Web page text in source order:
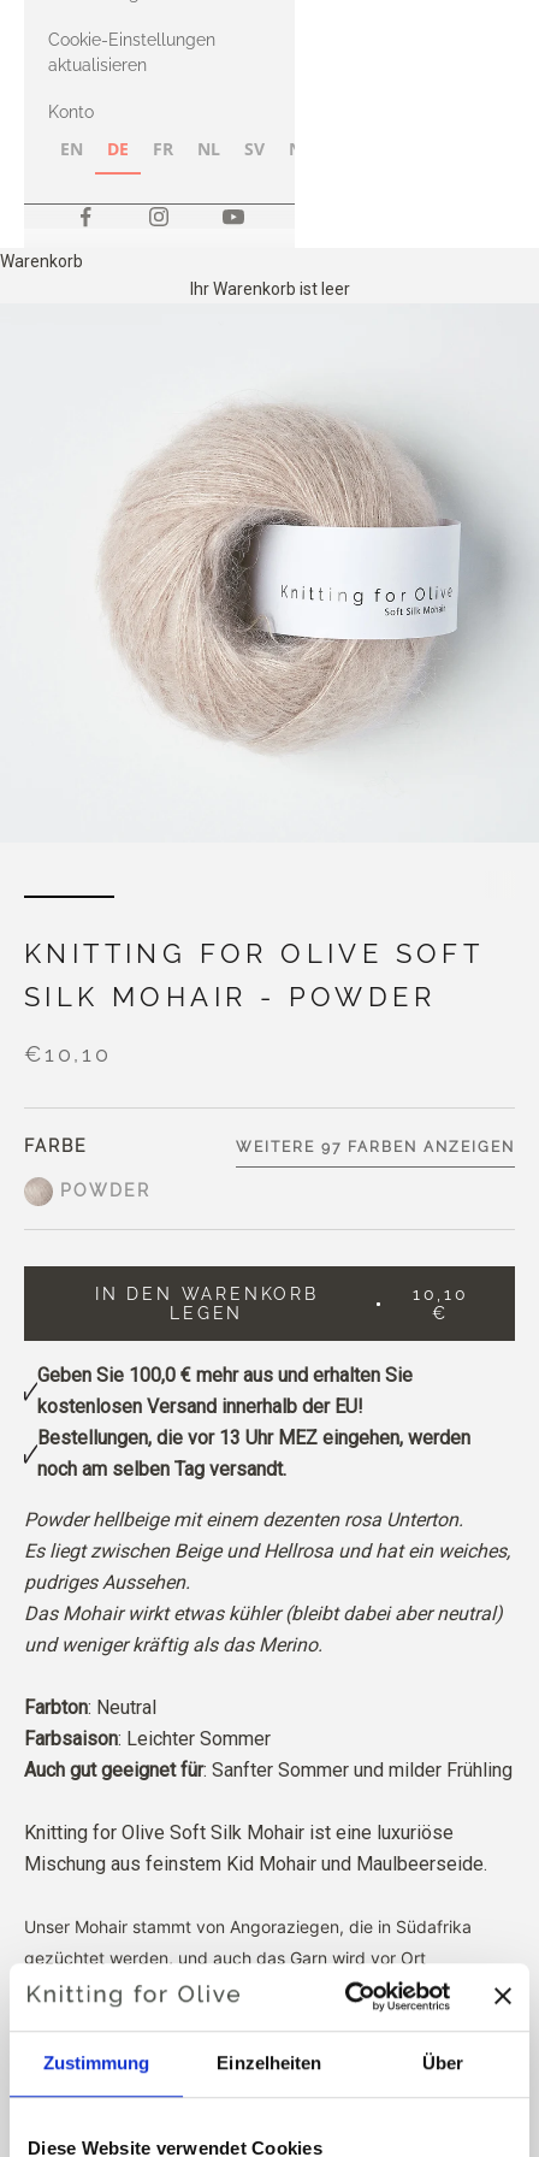
Zustimmung Einzelheiten Über
Diese Website verwendet Cookies
Cookie-Einstellungen
aktualisieren
Konto
EN DE FR NL SV NB
Warenkorb
Ihr Warenkorb ist leer
KNITTING FOR OLIVE SOFT
SILK MOHAIR - POWDER
€10,10
FARBE
POWDER
WEITERE 97 FARBEN ANZEIGEN
IN DEN WARENKORB
LEGEN
10,10
€
Geben Sie 100,0 €mehr aus und erhalten Sie
kostenlosen Versand innerhalb der EU!
Bestellungen, die vor 13 Uhr MEZ eingehen, werden
noch am selben Tag versandt.
Powder hellbeige mit einem dezenten rosa Unterton.
Es liegt zwischen Beige und Hellrosa und hat ein weiches,
pudriges Aussehen.
Das Mohair wirkt etwas kühler (bleibt dabei aber neutral)
und weniger kräftig als das Merino.
Farbton: Neutral
Farbsaison: Leichter Sommer
Auch gut geeignet für: Sanfter Sommer und milder Frühling
Knitting for Olive Soft Silk Mohair ist eine luxuriöse
Mischung aus feinstem Kid Mohair und Maulbeerseide.
Unser Mohair stammt von Angoraziegen, die in Südafrika
gezüchtet werden, und auch das Garn wird vor Ort
hergestellt. Unsere Garne lassen sich bis zu den einzelnen
wissen, von welchen Farmen, Bauern und Ziegen unsere Wolle
Unser gesamtes Mohair ist von unabhängiger Seite nach